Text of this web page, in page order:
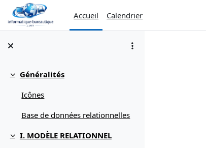
Passer au contenu principal
Accueil
Calendrier
Replier
Généralités
Icônes
Base de données relationnelles
Replier
I. MODÈLE RELATIONNEL